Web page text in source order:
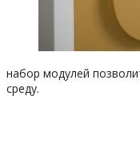
набор модулей
среду.